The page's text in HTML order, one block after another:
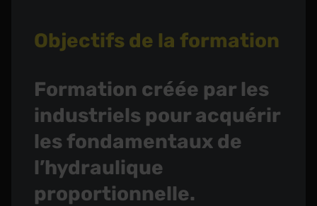
Objectifs de la formation
Formation créée par les
industriels pour acquérir
les fondamentaux de
l’hydraulique
proportionnelle.